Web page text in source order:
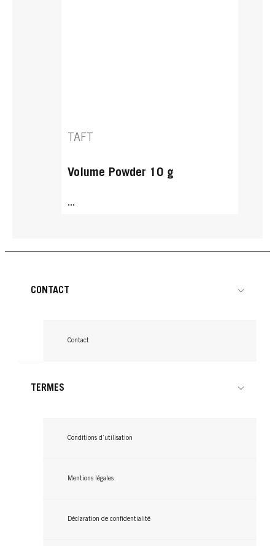
TAFT
Volume Powder 10 g
...
TAFT
CONTACT
Contact
TERMES
Conditions d’utilisation
Mentions légales
Déclaration de confidentialité